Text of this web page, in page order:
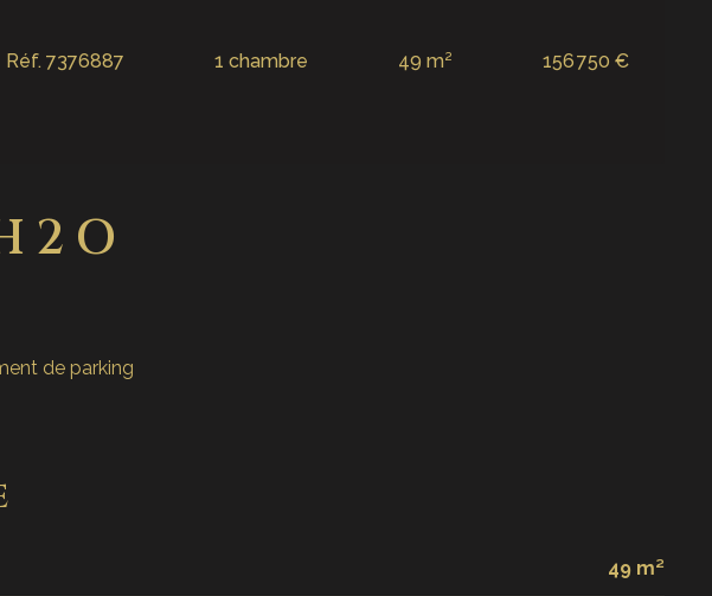
Réf. 7376887 1 chambre 49 m² 156 750 €
2 O
de parking
49 m²